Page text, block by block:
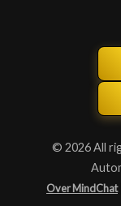
© 2026 All
Over MindChat